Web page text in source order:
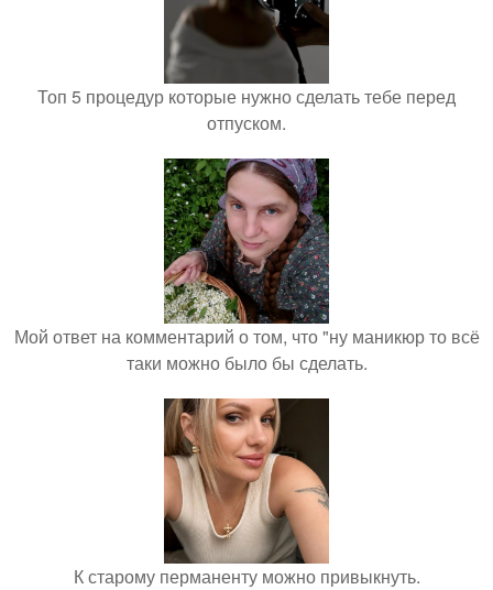
Топ 5 процедур которые нужно сделать тебе перед
отпуском.
Мой ответ на комментарий о том, что "ну маникюр то всё
таки можно было бы сделать.
К старому перманенту можно привыкнуть.